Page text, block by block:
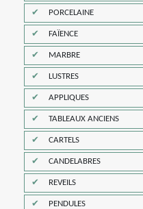
PORCELAINE
FAÏENCE
MARBRE
LUSTRES
APPLIQUES
TABLEAUX ANCIENS
CARTELS
CANDELABRES
REVEILS
PENDULES